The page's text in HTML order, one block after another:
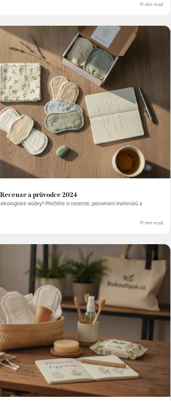
11 min read
a průvodce 2024
vložky? Přečtěte si recenze, porovnání materiálů a
11 min read